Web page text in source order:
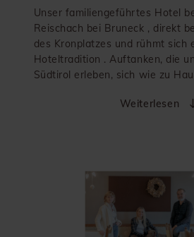
Unser familiengeführtes Hotel
Reischach bei Bruneck , direkt
des Kronplatzes und rühmt sich
Hoteltradition . Auftanken, die
Südtirol erleben, sich wie zu
Weiterlesen